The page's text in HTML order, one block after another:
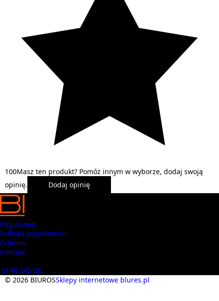
100Masz ten produkt? Pomóż innym w wyborze, dodaj swoją
opinię.
Dodaj opinię
Regulamin
Polityka prywatności
O firmie
Kontakt
13 49 242 08
© 2026 BIUROSSklepy internetowe blures.pl